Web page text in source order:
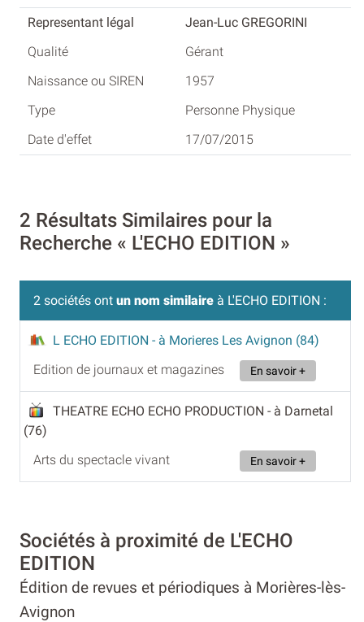
Jean-Luc GREGORINI
Gérant
1957
Personne Physique
17/07/2015
2 Résultats Similaires pour la
Recherche « L'ECHO EDITION »
2 sociétés ont un nom similaire à L'ECHO EDITION :
L ECHO EDITION - à Morieres Les Avignon (84)
Edition de journaux et magazines
En savoir +
THEATRE ECHO ECHO PRODUCTION - à Darnetal
(76)
Arts du spectacle vivant
En savoir +
Sociétés à proximité de L'ECHO
EDITION
Édition de revues et périodiques à Morières-lès-
Avignon